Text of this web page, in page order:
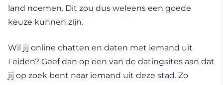
land noemen. Dit zou dus weleens een goede
keuze kunnen zijn.
Wil jij online chatten en daten met iemand uit
Leiden? Geef dan op een van de datingsites aan dat
jij op zoek bent naar iemand uit deze stad. Zo